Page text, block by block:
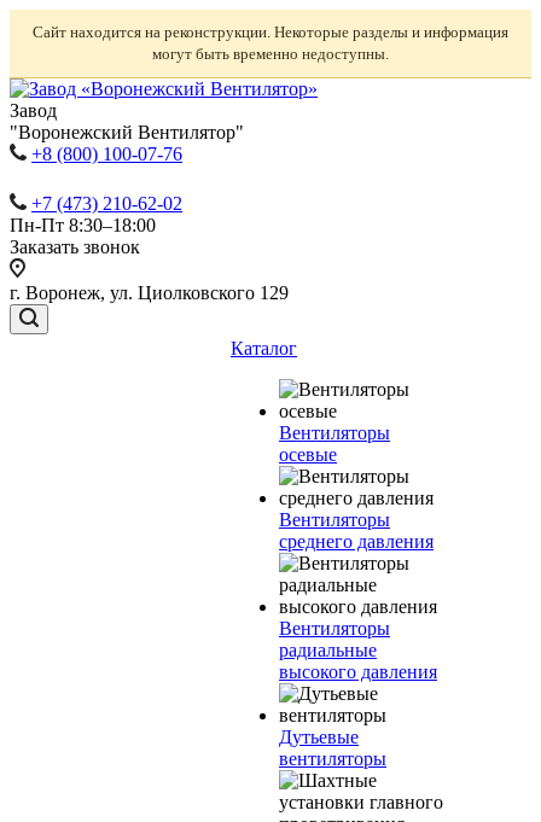
Сайт находится на реконструкции. Некоторые разделы и информация
могут быть временно недоступны.
Завод
"Воронежский Вентилятор"
+8 (800) 100-07-76
+7 (473) 210-62-02
Пн-Пт 8:30–18:00
Заказать звонок
г. Воронеж, ул. Циолковского 129
Каталог
Вентиляторы
осевые
Вентиляторы
среднего давления
Вентиляторы
радиальные
высокого давления
Дутьевые
вентиляторы